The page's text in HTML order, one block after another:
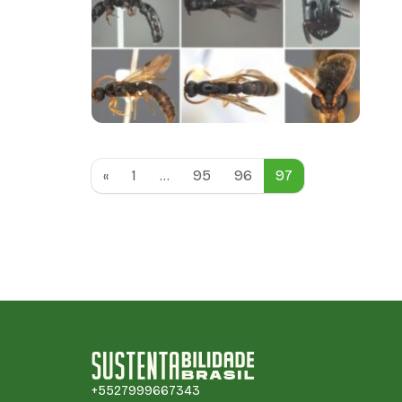
« 1 … 95 96 97
+5527999667343